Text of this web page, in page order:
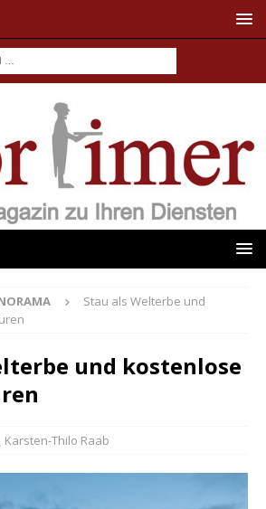
Stau als Welterbe und
und kostenlose
Karsten-Thilo Raab